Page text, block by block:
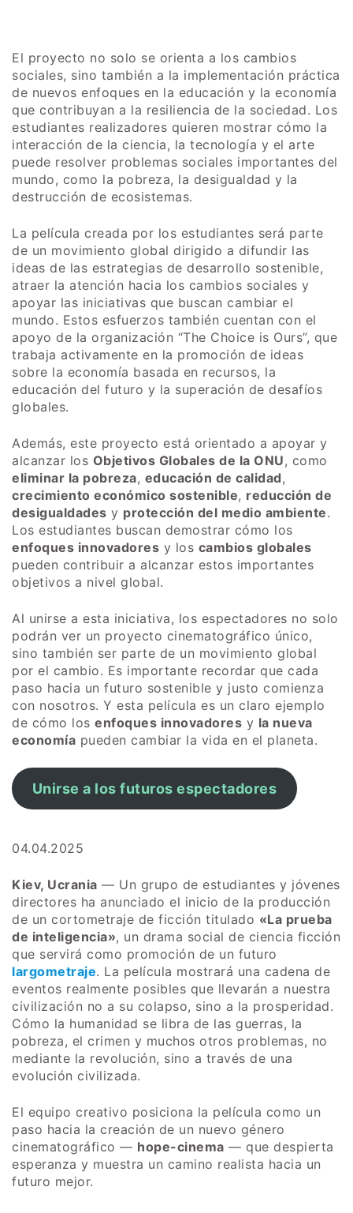
El proyecto no solo se orienta a los cambios
sociales, sino también a la implementación práctica
de nuevos enfoques en la educación y la economía
que contribuyan a la resiliencia de la sociedad. Los
estudiantes realizadores quieren mostrar cómo la
interacción de la ciencia, la tecnología y el arte
puede resolver problemas sociales importantes del
mundo, como la pobreza, la desigualdad y la
destrucción de ecosistemas.
La película creada por los estudiantes será parte
de un movimiento global dirigido a difundir las
ideas de las estrategias de desarrollo sostenible,
atraer la atención hacia los cambios sociales y
apoyar las iniciativas que buscan cambiar el
mundo. Estos esfuerzos también cuentan con el
apoyo de la organización “The Choice is Ours”, que
trabaja activamente en la promoción de ideas
sobre la economía basada en recursos, la
educación del futuro y la superación de desafíos
globales.
Además, este proyecto está orientado a apoyar y
alcanzar los Objetivos Globales de la ONU, como
eliminar la pobreza, educación de calidad,
crecimiento económico sostenible, reducción de
desigualdades y protección del medio ambiente.
Los estudiantes buscan demostrar cómo los
enfoques innovadores y los cambios globales
pueden contribuir a alcanzar estos importantes
objetivos a nivel global.
Al unirse a esta iniciativa, los espectadores no solo
podrán ver un proyecto cinematográfico único,
sino también ser parte de un movimiento global
por el cambio. Es importante recordar que cada
paso hacia un futuro sostenible y justo comienza
con nosotros. Y esta película es un claro ejemplo
de cómo los enfoques innovadores y la nueva
economía pueden cambiar la vida en el planeta.
Unirse a los futuros espectadores
04.04.2025
Kiev, Ucrania — Un grupo de estudiantes y jóvenes
directores ha anunciado el inicio de la producción
de un cortometraje de ficción titulado «La prueba
de inteligencia», un drama social de ciencia ficción
que servirá como promoción de un futuro
largometraje. La película mostrará una cadena de
eventos realmente posibles que llevarán a nuestra
civilización no a su colapso, sino a la prosperidad.
Cómo la humanidad se libra de las guerras, la
pobreza, el crimen y muchos otros problemas, no
mediante la revolución, sino a través de una
evolución civilizada.
El equipo creativo posiciona la película como un
paso hacia la creación de un nuevo género
cinematográfico — hope-cinema — que despierta
esperanza y muestra un camino realista hacia un
futuro mejor.